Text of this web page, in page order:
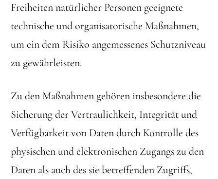
Freiheiten natürlicher Personen geeignete
technische und organisatorische Maßnahmen,
um ein dem Risiko angemessenes Schutzniveau
zu gewährleisten.
Zu den Maßnahmen gehören insbesondere die
Sicherung der Vertraulichkeit, Integrität und
Verfügbarkeit von Daten durch Kontrolle des
physischen und elektronischen Zugangs zu den
Daten als auch des sie betreffenden Zugriffs,